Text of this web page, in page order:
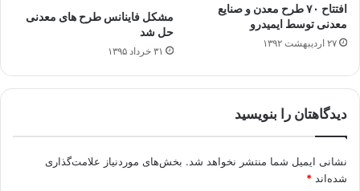
افتتاح ۷۰ طرح معدن و صنایع
معدنی توسط ایمیدرو
۲۷ اردیبهشت ۱۳۹۲
مشکل فاینانس طرح های معدنی
حل شد
۳۱ خرداد ۱۳۹۵
دیدگاهتان را بنویسید
نشانی ایمیل شما منتشر نخواهد شد. بخش‌های موردنیاز علامت‌گذاری
شده‌اند *